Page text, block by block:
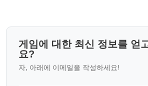
게임에 대한 최신 정보를 얻
요?
자, 아래에 이메일을 작성하세요!